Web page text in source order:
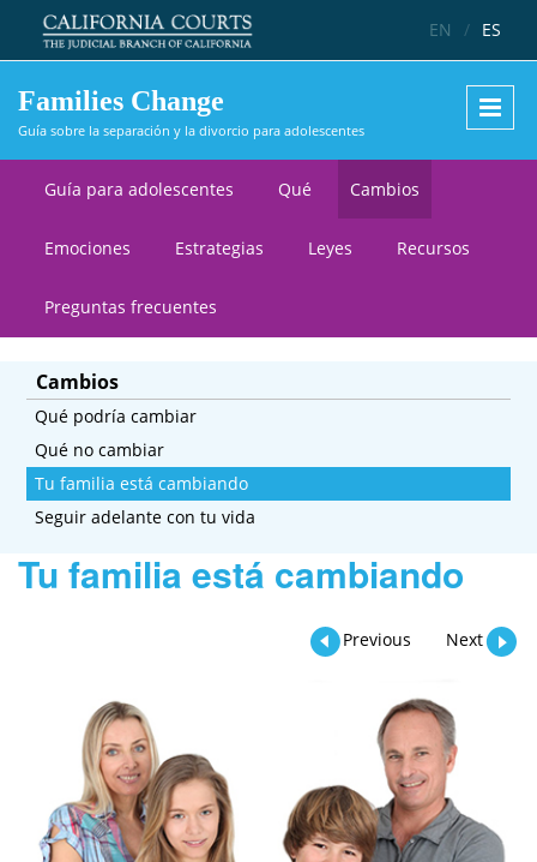
Skip to main content
EN / ES
Families Change
Guía sobre la separación y la divorcio para adolescentes
Guía para adolescentes Qué Cambios
Emociones Estrategias Leyes Recursos
Preguntas frecuentes
Cambios
Qué podría cambiar
Qué no cambiar
Tu familia está cambiando
Seguir adelante con tu vida
Tu familia está cambiando
Previous Next